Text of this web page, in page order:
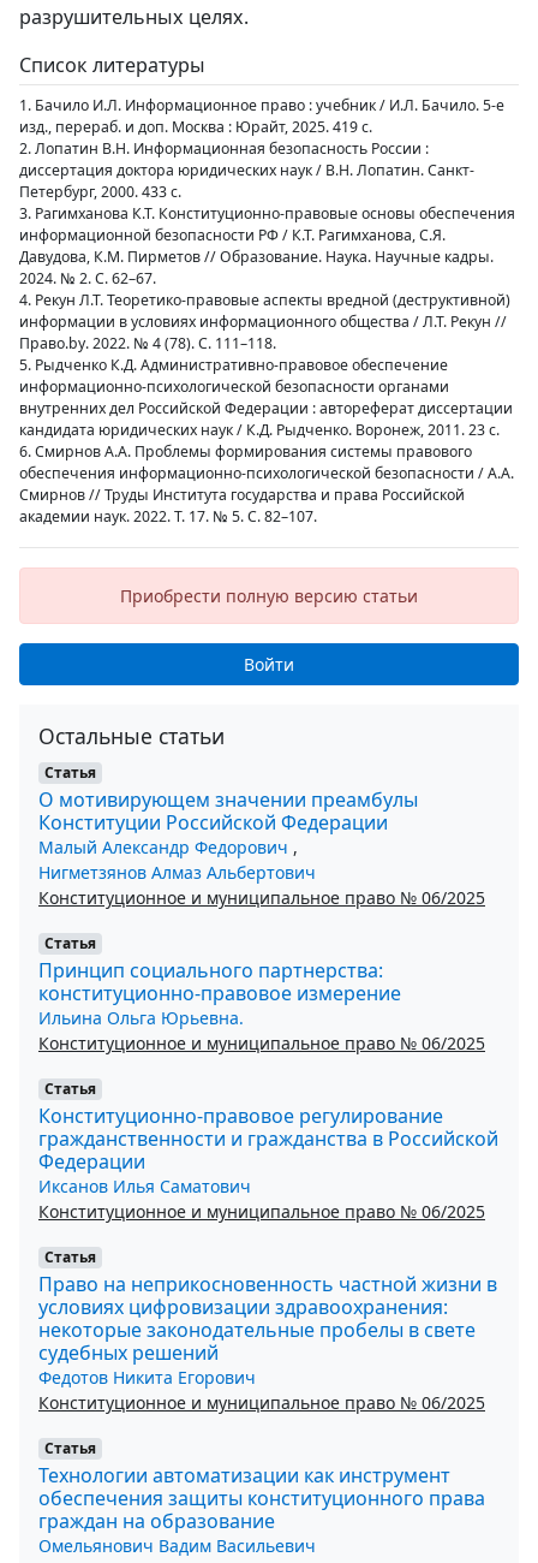
разрушительных целях.
Список литературы
1. Бачило И.Л. Информационное право : учебник / И.Л. Бачило. 5-е
изд., перераб. и доп. Москва : Юрайт, 2025. 419 с.
2. Лопатин В.Н. Информационная безопасность России :
диссертация доктора юридических наук / В.Н. Лопатин. Санкт-
Петербург, 2000. 433 с.
3. Рагимханова К.Т. Конституционно-правовые основы обеспечения
информационной безопасности РФ / К.Т. Рагимханова, С.Я.
Давудова, К.М. Пирметов // Образование. Наука. Научные кадры.
2024. № 2. С. 62–67.
4. Рекун Л.Т. Теоретико-правовые аспекты вредной (деструктивной)
информации в условиях информационного общества / Л.Т. Рекун //
Право.by. 2022. № 4 (78). С. 111–118.
5. Рыдченко К.Д. Административно-правовое обеспечение
информационно-психологической безопасности органами
внутренних дел Российской Федерации : автореферат диссертации
кандидата юридических наук / К.Д. Рыдченко. Воронеж, 2011. 23 с.
6. Смирнов А.А. Проблемы формирования системы правового
обеспечения информационно-психологической безопасности / А.А.
Смирнов // Труды Института государства и права Российской
академии наук. 2022. Т. 17. № 5. С. 82–107.
Приобрести полную версию статьи
Войти
Остальные статьи
Статья
О мотивирующем значении преамбулы
Конституции Российской Федерации
Малый Александр Федорович ,
Нигметзянов Алмаз Альбертович
Конституционное и муниципальное право № 06/2025
Статья
Принцип социального партнерства:
конституционно-правовое измерение
Ильина Ольга Юрьевна.
Конституционное и муниципальное право № 06/2025
Статья
Конституционно-правовое регулирование
гражданственности и гражданства в Российской
Федерации
Иксанов Илья Саматович
Конституционное и муниципальное право № 06/2025
Статья
Право на неприкосновенность частной жизни в
условиях цифровизации здравоохранения:
некоторые законодательные пробелы в свете
судебных решений
Федотов Никита Егорович
Конституционное и муниципальное право № 06/2025
Статья
Технологии автоматизации как инструмент
обеспечения защиты конституционного права
граждан на образование
Омельянович Вадим Васильевич